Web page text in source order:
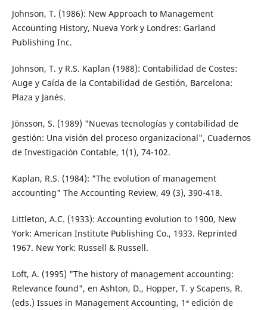
Johnson, T. (1986): New Approach to Management
Accounting History, Nueva York y Londres: Garland
Publishing Inc.
Johnson, T. y R.S. Kaplan (1988): Contabilidad de Costes:
Auge y Caída de la Contabilidad de Gestión, Barcelona:
Plaza y Janés.
Jönsson, S. (1989) "Nuevas tecnologías y contabilidad de
gestión: Una visión del proceso organizacional", Cuadernos
de Investigación Contable, 1(1), 74-102.
Kaplan, R.S. (1984): "The evolution of management
accounting" The Accounting Review, 49 (3), 390-418.
Littleton, A.C. (1933): Accounting evolution to 1900, New
York: American Institute Publishing Co., 1933. Reprinted
1967. New York: Russell & Russell.
Loft, A. (1995) "The history of management accounting:
Relevance found", en Ashton, D., Hopper, T. y Scapens, R.
(eds.) Issues in Management Accounting, 1ª edición de